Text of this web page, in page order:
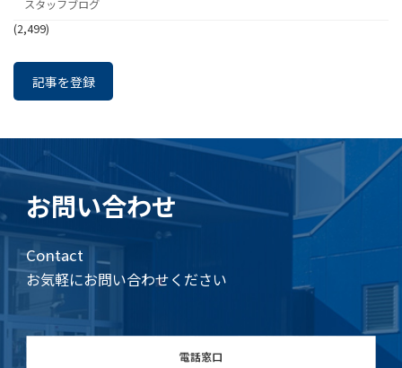
スタッフブログ
(2,499)
記事を登録
お問い合わせ
Contact
お気軽にお問い合わせください